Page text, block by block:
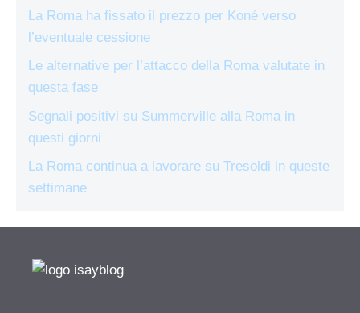
La Roma ha fissato il prezzo per Koné verso
l’eventuale cessione
Le alternative per l’attacco della Roma valutate in
questa fase
Segnali positivi su Summerville alla Roma in
questi giorni
La Roma continua a lavorare su Tresoldi in queste
settimane